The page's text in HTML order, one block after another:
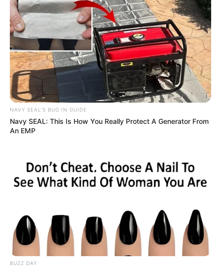
NAVY SEAL'S BUG IN GUIDE
Navy SEAL: This Is How You Really Protect A Generator From
An EMP
BUZZ DAY